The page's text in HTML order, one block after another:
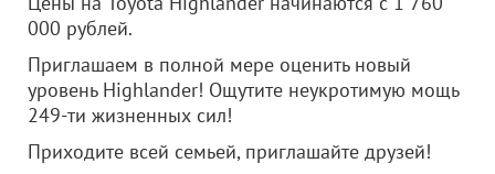
000 рублей.
Приглашаем в полной мере оценить новый
уровень Highlander! Ощутите неукротимую мощь
249-ти жизненных сил!
Приходите всей семьей, приглашайте друзей!